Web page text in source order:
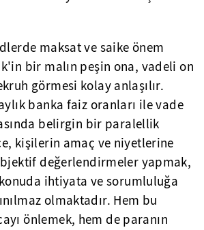
maksat ve saike önem
bir malın peşin ona, vadeli on
görmesi kolay anlaşılır.
banka faiz oranları ile vade
belirgin bir paralellik
kişilerin amaç ve niyetlerine
değerlendirmeler yapmak,
ihtiyata ve sorumluluğa
olmaktadır. Hem bu
önlemek, hem de paranın